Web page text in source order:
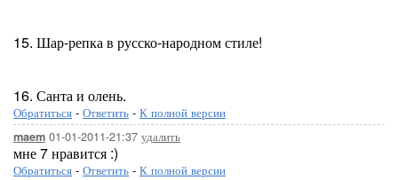
15. Шар-репка в русско-народном стиле!
16. Санта и олень.
Обратиться - Ответить - К полной версии
maem 01-01-2011-21:37 удалить
мне 7 нравится :)
Обратиться - Ответить - К полной версии